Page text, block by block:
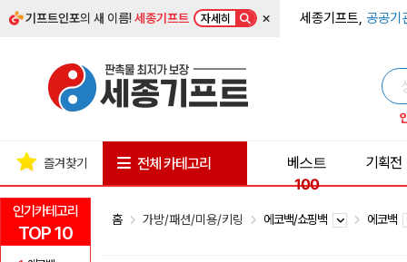
기프트인포의 새 이름!세종기프트 자세히 × 세종기프트, 공공기
인기카테고리
TOP 10
즐겨찾기 전체 카테고리
베스트
100
기획전
홈 가방/패션/미용/키링 에코백/쇼핑백 에코백